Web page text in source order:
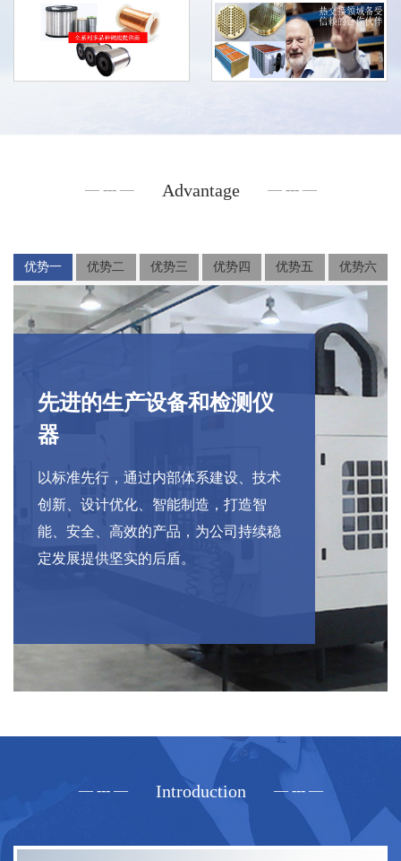
Advantage
优势一 优势二 优势三 优势四 优势五 优势六
先进的生产设备和检测仪
器
以标准先行，通过内部体系建设、技术
创新、设计优化、智能制造，打造智
能、安全、高效的产品，为公司持续稳
定发展提供坚实的后盾。
Introduction